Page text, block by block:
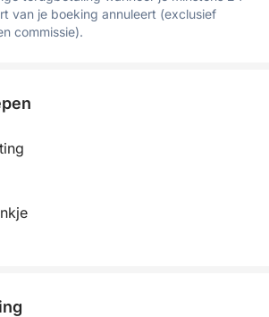
van je boeking annuleert (exclusief
commissie).